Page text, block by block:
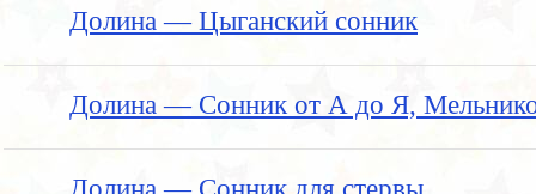
Долина — Цыганский сонник
Долина — Сонник от А до Я,